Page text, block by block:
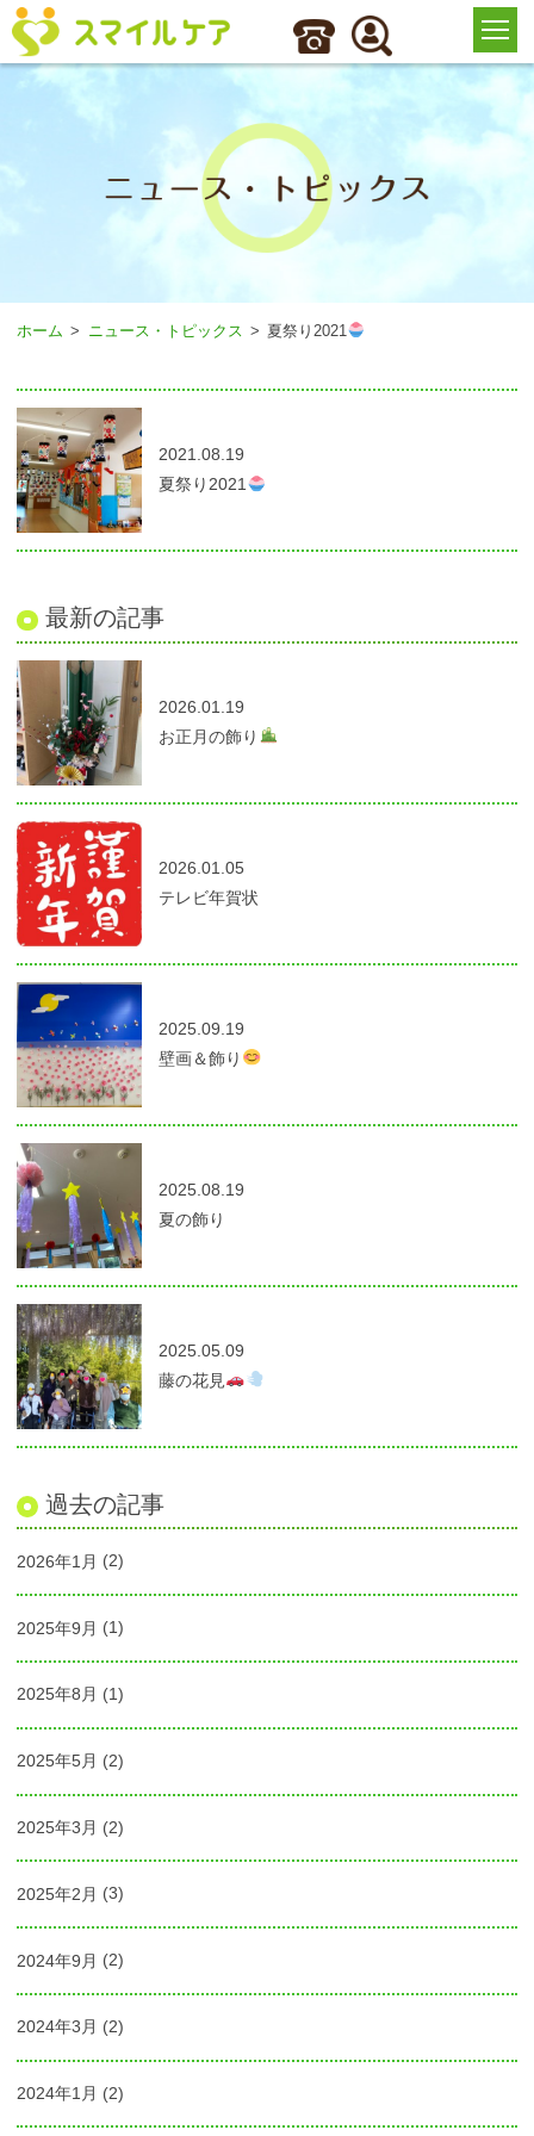
ホーム ニュース・トピックス 夏祭り2021
2021.08.19
夏祭り2021
最新の記事
2026.01.19
お正月の飾り
2026.01.05
テレビ年賀状
2025.09.19
壁画＆飾り
2025.08.19
夏の飾り
2025.05.09
藤の花見
過去の記事
2026年1月 (2)
2025年9月 (1)
2025年8月 (1)
2025年5月 (2)
2025年3月 (2)
2025年2月 (3)
2024年9月 (2)
2024年3月 (2)
2024年1月 (2)